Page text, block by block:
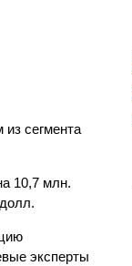
сегмента
10,7 млн.
эксперты